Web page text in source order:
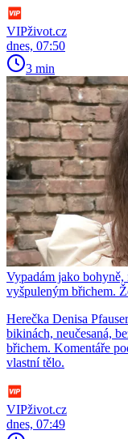
VIPživot.cz
dnes, 07:50
3 min
Vypadám jako bohyně,
vyšpuleným břichem.
Herečka Denisa
bikinách, neučesaná,
břichem. Komentáře
vlastní tělo.
VIPživot.cz
dnes, 07:49